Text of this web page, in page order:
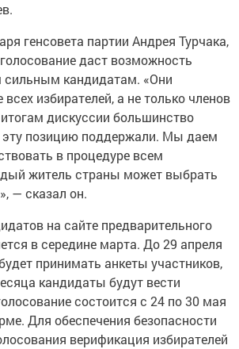
генсовета партии Андрея Турчака,
даст возможность
кандидатам. «Они
избирателей, а не только членов
дискуссии большинство
эту позицию поддержали. Мы даем
в процедуре всем
житель страны может выбрать
— сказал он.
на сайте предварительного
в середине марта. До 29 апреля
принимать анкеты участников,
кандидаты будут вести
состоится с 24 по 30 мая
Для обеспечения безопасности
верификация избирателей